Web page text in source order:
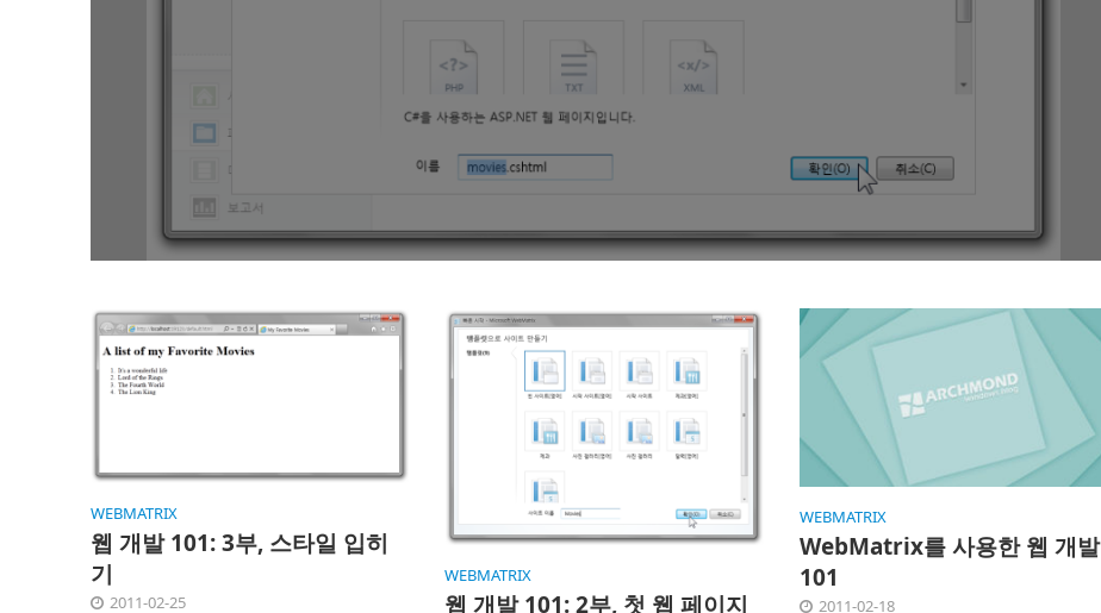
WEBMATRIX
웹 개발 101: 3부, 스타일 입히
기
2011-02-25
WEBMATRIX
웹 개발 101: 2부, 첫 웹 페이지
WEBMATRIX
WebMatrix를 사용한 웹 개발
101
2011-02-18